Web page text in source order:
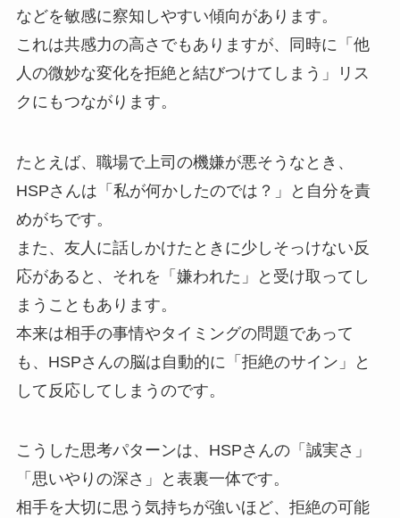
などを敏感に察知しやすい傾向があります。
これは共感力の高さでもありますが、同時に「他
人の微妙な変化を拒絶と結びつけてしまう」リス
クにもつながります。
たとえば、職場で上司の機嫌が悪そうなとき、
HSPさんは「私が何かしたのでは？」と自分を責
めがちです。
また、友人に話しかけたときに少しそっけない反
応があると、それを「嫌われた」と受け取ってし
まうこともあります。
本来は相手の事情やタイミングの問題であって
も、HSPさんの脳は自動的に「拒絶のサイン」と
して反応してしまうのです。
こうした思考パターンは、HSPさんの「誠実さ」
「思いやりの深さ」と表裏一体です。
相手を大切に思う気持ちが強いほど、拒絶の可能